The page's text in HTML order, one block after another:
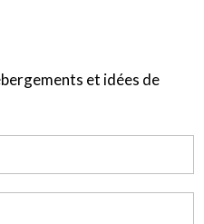
et idées de